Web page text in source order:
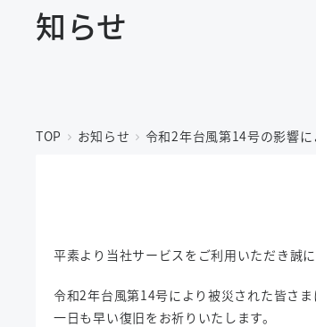
知らせ
TOP お知らせ 令和2年台風第14号の影響
平素より当社サービスをご利用いただき誠
令和2年台風第14号により被災された皆さま
一日も早い復旧をお祈りいたします。